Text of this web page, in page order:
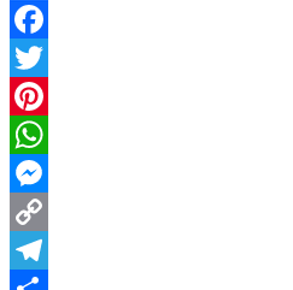
Facebook
Twitter
Pinterest
WhatsApp
Messenger
Copy